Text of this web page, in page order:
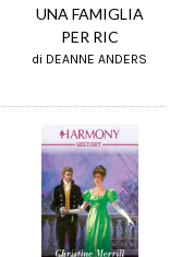
UNA FAMIGLIA
PER RIC
di DEANNE ANDERS